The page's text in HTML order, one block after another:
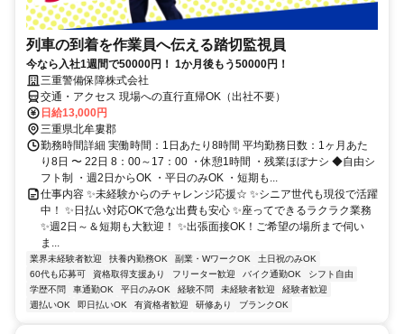
列車の到着を作業員へ伝える踏切監視員
今なら入社1週間で50000円！ 1か月後もう50000円！
三重警備保障株式会社
交通・アクセス 現場への直行直帰OK（出社不要）
日給13,000円
三重県北牟婁郡
勤務時間詳細 実働時間：1日あたり8時間 平均勤務日数：1ヶ月あた
り8日 〜 22日 8：00～17：00 ・休憩1時間 ・残業ほぼナシ ◆自由シ
フト制 ・週2日からOK ・平日のみOK ・短期も...
仕事内容 ✨未経験からのチャレンジ応援☆ ✨シニア世代も現役で活躍
中！ ✨日払い対応OKで急な出費も安心 ✨座ってできるラクラク業務
✨週2日～＆短期も大歓迎！ ✨出張面接OK！ご希望の場所まで伺い
ま...
業界未経験者歓迎 扶養内勤務OK 副業・WワークOK
土日祝のみOK
60代も応募可
資格取得支援あり フリーター歓迎 バイク通勤OK
シフト自由
学歴不問
車通勤OK 平日のみOK 経験不問 未経験者歓迎
経験者歓迎
週払いOK
即日払いOK 有資格者歓迎 研修あり ブランクOK